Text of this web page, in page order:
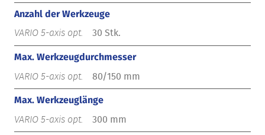
Anzahl der Werkzeuge
30 Stk.
Max. Werkzeugdurchmesser
80/150 mm
Max. Werkzeuglänge
300 mm